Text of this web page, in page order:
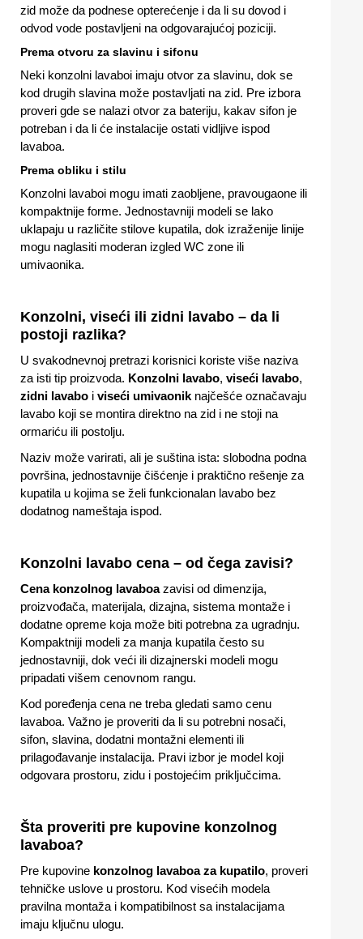
zid može da podnese opterećenje i da li su dovod i
odvod vode postavljeni na odgovarajućoj poziciji.
Prema otvoru za slavinu i sifonu
Neki konzolni lavaboi imaju otvor za slavinu, dok se
kod drugih slavina može postavljati na zid. Pre izbora
proveri gde se nalazi otvor za bateriju, kakav sifon je
potreban i da li će instalacije ostati vidljive ispod
lavaboa.
Prema obliku i stilu
Konzolni lavaboi mogu imati zaobljene, pravougaone ili
kompaktnije forme. Jednostavniji modeli se lako
uklapaju u različite stilove kupatila, dok izraženije linije
mogu naglasiti moderan izgled WC zone ili
umivaonika.
Konzolni, viseći ili zidni lavabo – da li
postoji razlika?
U svakodnevnoj pretrazi korisnici koriste više naziva
za isti tip proizvoda. Konzolni lavabo, viseći lavabo,
zidni lavabo i viseći umivaonik najčešće označavaju
lavabo koji se montira direktno na zid i ne stoji na
ormariću ili postolju.
Naziv može varirati, ali je suština ista: slobodna podna
površina, jednostavnije čišćenje i praktično rešenje za
kupatila u kojima se želi funkcionalan lavabo bez
dodatnog nameštaja ispod.
Konzolni lavabo cena – od čega zavisi?
Cena konzolnog lavaboazavisi od dimenzija,
proizvođača, materijala, dizajna, sistema montaže i
dodatne opreme koja može biti potrebna za ugradnju.
Kompaktniji modeli za manja kupatila često su
jednostavniji, dok veći ili dizajnerski modeli mogu
pripadati višem cenovnom rangu.
Kod poređenja cena ne treba gledati samo cenu
lavaboa. Važno je proveriti da li su potrebni nosači,
sifon, slavina, dodatni montažni elementi ili
prilagođavanje instalacija. Pravi izbor je model koji
odgovara prostoru, zidu i postojećim priključcima.
Šta proveriti pre kupovine konzolnog
lavaboa?
Pre kupovine konzolnog lavaboa za kupatilo, proveri
tehničke uslove u prostoru. Kod visećih modela
pravilna montaža i kompatibilnost sa instalacijama
imaju ključnu ulogu.